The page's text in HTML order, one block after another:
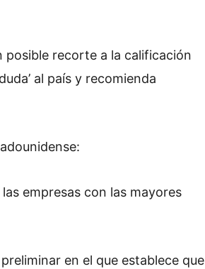
posible recorte a la calificación
al país y recomienda
empresas con las mayores
en el que establece que